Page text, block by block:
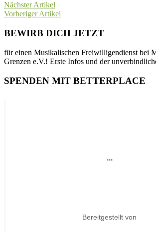
Nächster Artikel
Vorheriger Artikel
BEWIRB DICH JETZT
für einen Musikalischen Freiwilligendienst bei
Grenzen e.V.! Erste Infos und der
SPENDEN MIT BETTERPLACE